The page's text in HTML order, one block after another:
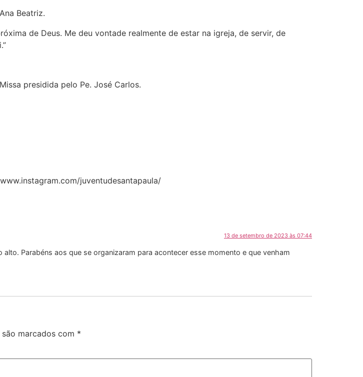
Beatriz.
de Deus. Me deu vontade realmente de estar na igreja, de servir, de
presidida pelo Pe. José Carlos.
juventudesantapaula/
13 de setembro de 2023 às 07:44
Parabéns aos que se organizaram para acontecer esse momento e que venham
marcados com *